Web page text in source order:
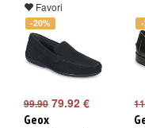
Favori
-20%
99.90 79.92 €
Geox